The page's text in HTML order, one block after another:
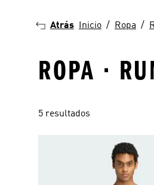
Atrás Inicio Ropa
ROPA ·
5 resultados